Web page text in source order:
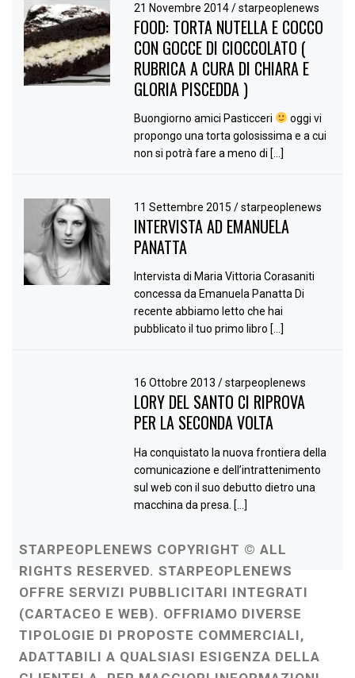
21 Novembre 2014/ starpeoplenews
FOOD: TORTA NUTELLA E COCCO
CON GOCCE DI CIOCCOLATO (
RUBRICA A CURA DI CHIARA E
GLORIA PISCEDDA )
Buongiorno amici Pasticceri
oggi vi
propongo una torta golosissima e a cui
non si potrà fare a meno di […]
11 Settembre 2015/ starpeoplenews
INTERVISTA AD EMANUELA
PANATTA
Intervista di Maria Vittoria Corasaniti
concessa da Emanuela Panatta Di
recente abbiamo letto che hai
pubblicato il tuo primo libro […]
16 Ottobre 2013/ starpeoplenews
LORY DEL SANTO CI RIPROVA
PER LA SECONDA VOLTA
Ha conquistato la nuova frontiera della
comunicazione e dell’intrattenimento
sul web con il suo debutto dietro una
macchina da presa. […]
STARPEOPLENEWS COPYRIGHT © ALL
RIGHTS RESERVED. STARPEOPLENEWS
OFFRE SERVIZI PUBBLICITARI INTEGRATI
(CARTACEO E WEB). OFFRIAMO DIVERSE
TIPOLOGIE DI PROPOSTE COMMERCIALI,
ADATTABILI A QUALSIASI ESIGENZA DELLA